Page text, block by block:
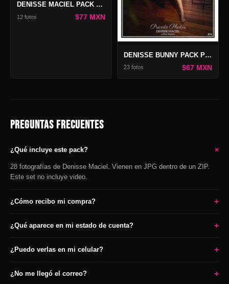
DENISSE MACIEL PACK ONLY
12 fotos $77 MXN
DENISSE BUNNY PACK PRIVATE PHOTOS #74
23 fotos $67 MXN
PREGUNTAS FRECUENTES
¿Qué incluye este pack? +
28 fotografías de Denisse Maciel. Vienen en JPG dentro de un ZIP.
Este set no incluye video.
¿Cómo recibo mi compra? +
¿Qué aparece en mi estado de cuenta? +
¿Puedo verlas en mi celular? +
¿No me llegó el correo? +